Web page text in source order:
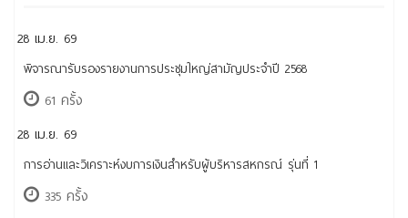
28 เม.ย. 69
พิจารณารับรองรายงานการประชุมใหญ่สามัญประจำปี 2568
61 ครั้ง
28 เม.ย. 69
การอ่านและวิเคราะห์งบการเงินสำหรับผู้บริหารสหกรณ์ รุ่นที่ 1
335 ครั้ง